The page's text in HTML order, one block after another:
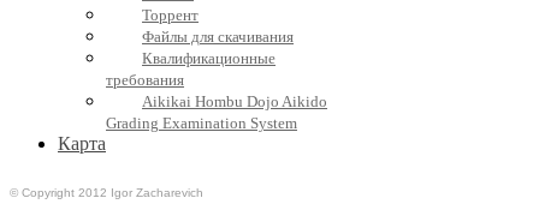
Торрент
Файлы для скачивания
Квалификационные
требования
Aikikai Hombu Dojo Aikido
Grading Examination System
Карта
© Copyright 2012 Igor Zacharevich